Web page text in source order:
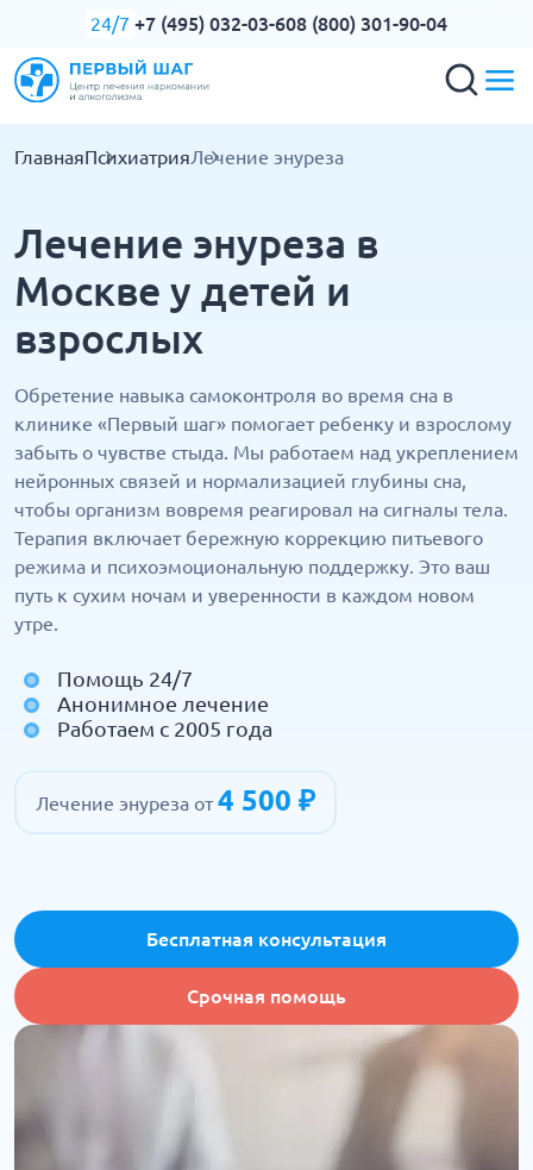
24/7 +7 (495) 032-03-608 (800) 301-90-04
ГлавнаяПсихиатрияЛечение энуреза
Лечение энуреза в
Москве у детей и
взрослых
Обретение навыка самоконтроля во время сна в
клинике «Первый шаг» помогает ребенку и взрослому
забыть о чувстве стыда. Мы работаем над укреплением
нейронных связей и нормализацией глубины сна,
чтобы организм вовремя реагировал на сигналы тела.
Терапия включает бережную коррекцию питьевого
режима и психоэмоциональную поддержку. Это ваш
путь к сухим ночам и уверенности в каждом новом
утре.
Помощь 24/7
Анонимное лечение
Работаем с 2005 года
Лечение энуреза от4 500 ₽
Бесплатная консультация
Срочная помощь